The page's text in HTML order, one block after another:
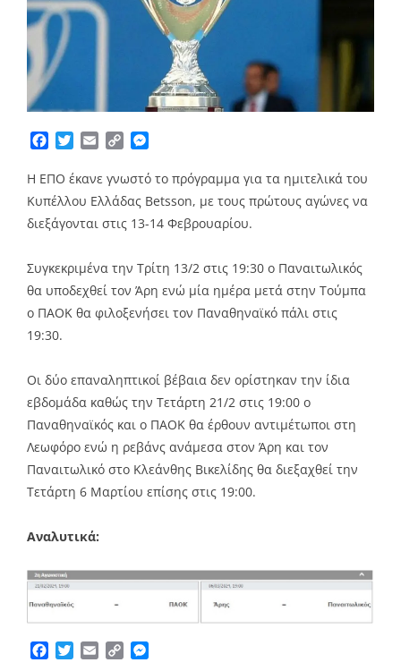
Facebook
TwitterEmailCopy
Η ΕΠΟ έκανε γνωστό το πρόγραμμα για τα ημιτελικά του
Κυπέλλου Ελλάδας Betsson, με τους πρώτους αγώνες να
διεξάγονται στις 13-14 Φεβρουαρίου.
Συγκεκριμένα την Τρίτη 13/2 στις 19:30 o Παναιτωλικός
θα υποδεχθεί τον Άρη ενώ μία ημέρα μετά στην Τούμπα
ο ΠΑΟΚ θα φιλοξενήσει τον Παναθηναϊκό πάλι στις
19:30.
Οι δύο επαναληπτικοί βέβαια δεν ορίστηκαν την ίδια
εβδομάδα καθώς την Τετάρτη 21/2 στις 19:00 o
Παναθηναϊκός και ο ΠΑΟΚ θα έρθουν αντιμέτωποι στη
Λεωφόρο ενώ η ρεβάνς ανάμεσα στον Άρη και τον
Παναιτωλικό στο Κλεάνθης Βικελίδης θα διεξαχθεί την
Τετάρτη 6 Μαρτίου επίσης στις 19:00.
Αναλυτικά:
Facebook
TwitterEmailCopy